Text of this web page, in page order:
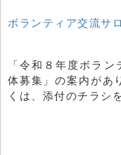
ボランティア交流サ
「令和８年度ボラ
体募集」の案内があ
くは、添付のチラシ